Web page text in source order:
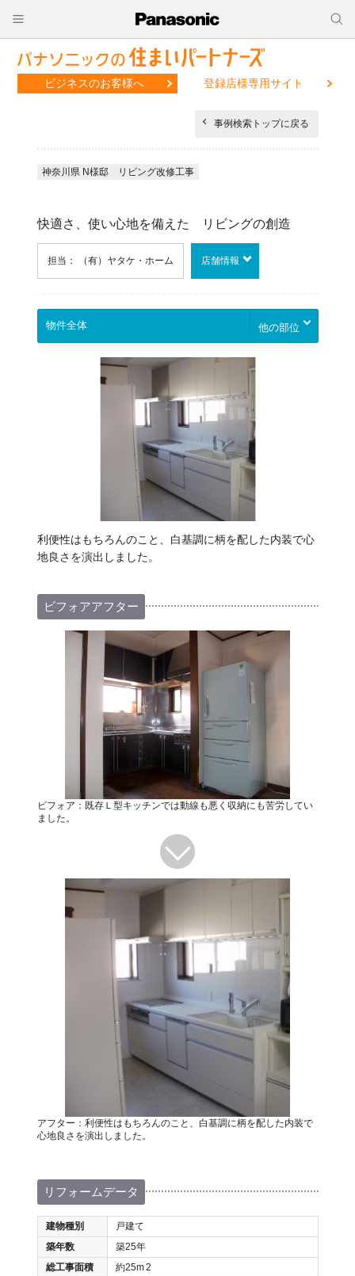
ビジネスのお客様へ 登録店様専用サイト
事例検索トップに戻る
神奈川県 N様邸 リビング改修工事
快適さ、使い心地を備えた リビングの創造
担当： （有）ヤタケ・ホーム 店舗情報
他の部位
利便性はもちろんのこと、白基調に柄を配した内装で心
地良さを演出しました。
ビフォアアフター
ビフォア：既存Ｌ型キッチンでは動線も悪く収納にも苦労してい
ました。
アフター：利便性はもちろんのこと、白基調に柄を配した内装で
心地良さを演出しました。
リフォームデータ
建物種別
戸建て
築年数
築25年
総工事面積
約25m2